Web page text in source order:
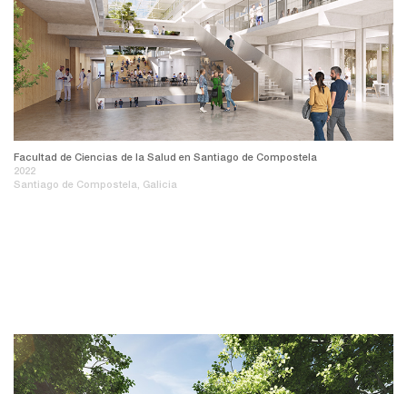
Facultad de Ciencias de la Salud en Santiago de Compostela
2022
Santiago de Compostela, Galicia